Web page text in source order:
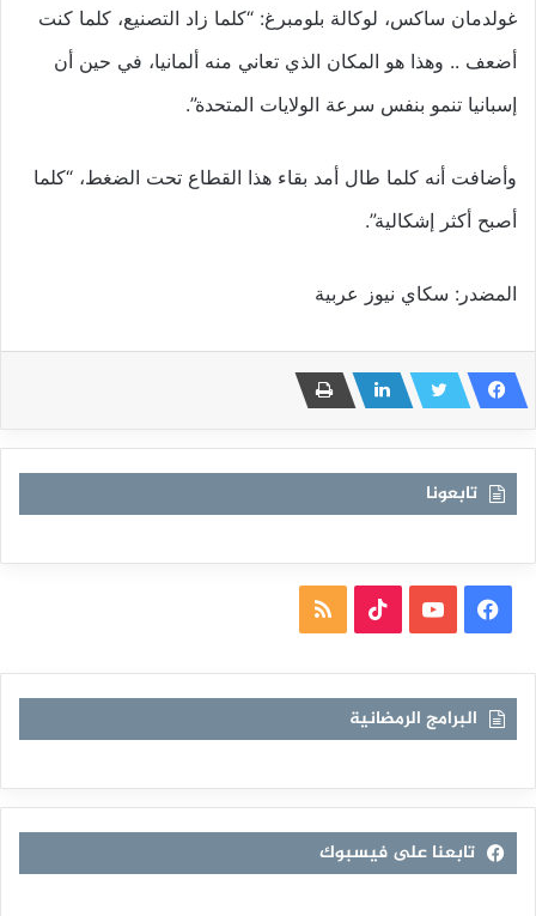
غولدمان ساكس، لوكالة بلومبرغ: “كلما زاد التصنيع، كلما كنت
أضعف .. وهذا هو المكان الذي تعاني منه ألمانيا، في حين أن
إسبانيا تنمو بنفس سرعة الولايات المتحدة”.
وأضافت أنه كلما طال أمد بقاء هذا القطاع تحت الضغط، “كلما
أصبح أكثر إشكالية”.
المضدر: سكاي نيوز عربية
تابعونا
فيسبوكيوتيوب TikTokملخص
RSS
البرامج الرمضانية
تابعنا على فيسبوك